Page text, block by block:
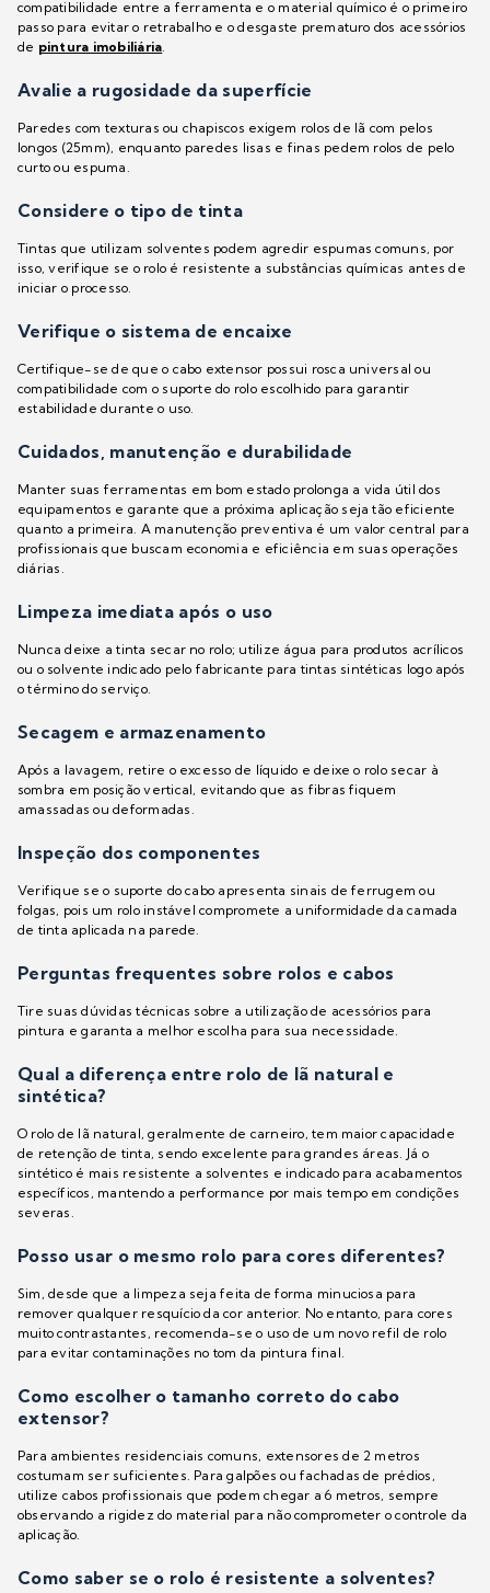
compatibilidade entre a ferramenta e o material químico é o primeiro
passo para evitar o retrabalho e o desgaste prematuro dos acessórios
de pintura imobiliária.
Avalie a rugosidade da superfície
Paredes com texturas ou chapiscos exigem rolos de lã com pelos
longos (25mm), enquanto paredes lisas e finas pedem rolos de pelo
curto ou espuma.
Considere o tipo de tinta
Tintas que utilizam solventes podem agredir espumas comuns, por
isso, verifique se o rolo é resistente a substâncias químicas antes de
iniciar o processo.
Verifique o sistema de encaixe
Certifique-se de que o cabo extensor possui rosca universal ou
compatibilidade com o suporte do rolo escolhido para garantir
estabilidade durante o uso.
Cuidados, manutenção e durabilidade
Manter suas ferramentas em bom estado prolonga a vida útil dos
equipamentos e garante que a próxima aplicação seja tão eficiente
quanto a primeira. A manutenção preventiva é um valor central para
profissionais que buscam economia e eficiência em suas operações
diárias.
Limpeza imediata após o uso
Nunca deixe a tinta secar no rolo; utilize água para produtos acrílicos
ou o solvente indicado pelo fabricante para tintas sintéticas logo após
o término do serviço.
Secagem e armazenamento
Após a lavagem, retire o excesso de líquido e deixe o rolo secar à
sombra em posição vertical, evitando que as fibras fiquem
amassadas ou deformadas.
Inspeção dos componentes
Verifique se o suporte do cabo apresenta sinais de ferrugem ou
folgas, pois um rolo instável compromete a uniformidade da camada
de tinta aplicada na parede.
Perguntas frequentes sobre rolos e cabos
Tire suas dúvidas técnicas sobre a utilização de acessórios para
pintura e garanta a melhor escolha para sua necessidade.
Qual a diferença entre rolo de lã natural e
sintética?
O rolo de lã natural, geralmente de carneiro, tem maior capacidade
de retenção de tinta, sendo excelente para grandes áreas. Já o
sintético é mais resistente a solventes e indicado para acabamentos
específicos, mantendo a performance por mais tempo em condições
severas.
Posso usar o mesmo rolo para cores diferentes?
Sim, desde que a limpeza seja feita de forma minuciosa para
remover qualquer resquício da cor anterior. No entanto, para cores
muito contrastantes, recomenda-se o uso de um novo refil de rolo
para evitar contaminações no tom da pintura final.
Como escolher o tamanho correto do cabo
extensor?
Para ambientes residenciais comuns, extensores de 2 metros
costumam ser suficientes. Para galpões ou fachadas de prédios,
utilize cabos profissionais que podem chegar a 6 metros, sempre
observando a rigidez do material para não comprometer o controle da
aplicação.
Como saber se o rolo é resistente a solventes?